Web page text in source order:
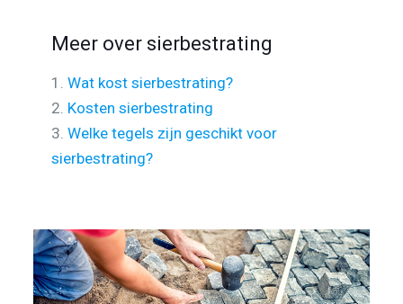
Meer over sierbestrating
1. Wat kost sierbestrating?
2. Kosten sierbestrating
3. Welke tegels zijn geschikt voor
sierbestrating?